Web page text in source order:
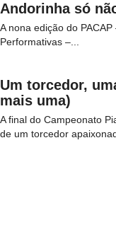
Andorinha só
A nona edição do
Performativas –...
Um torcedor,
mais uma)
A final do Campeonato
de um torcedor